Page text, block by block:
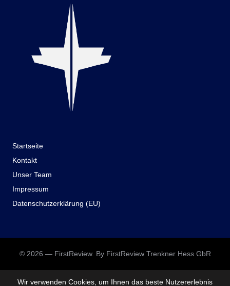
Startseite
Kontakt
Unser Team
Impressum
Datenschutzerklärung (EU)
© 2026 — FirstReview. By FirstReview Trenkner Hess GbR
Wir verwenden Cookies, um Ihnen das beste Nutzererlebnis